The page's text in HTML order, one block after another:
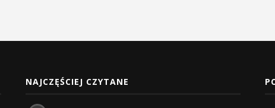
NAJCZĘŚCIEJ CZYTANE